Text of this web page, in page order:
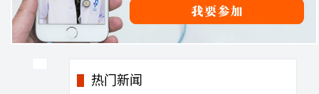
热门新闻